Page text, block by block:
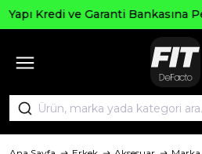
Bankasına Peşin Fiyatına 6 Taksit